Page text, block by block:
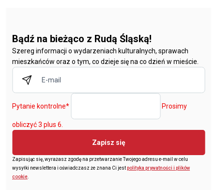
Bądź na bieżąco z Rudą Śląską!
Szereg informacji o wydarzeniach kulturalnych, sprawach
mieszkańców oraz o tym, co dzieje się na co dzień w mieście.
Pytanie kontrolne* Prosimy
obliczyć 3 plus 6.
Zapisz się
Zapisując się, wyrażasz zgodę na przetwarzanie Twojego adresu e-mail w celu
wysyłki newslettera i oświadczasz że znana Ci jestpolityka prywatności i plików
cookie.